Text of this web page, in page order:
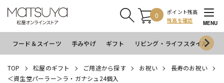
0
ポイント残高
残高を確認
MENU
フード＆スイーツ 手みやげ ギフト リビング・ライフスタイル
TOP 松屋のギフト ご用途から探す お祝い
長寿のお祝い
＜資生堂パーラー＞ラ・ガナシュ24個入